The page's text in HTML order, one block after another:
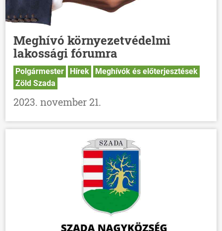
Meghívó környezetvédelmi
lakossági fórumra
Polgármester Hírek
Meghívók és előterjesztések
Zöld Szada
2023. november 21.